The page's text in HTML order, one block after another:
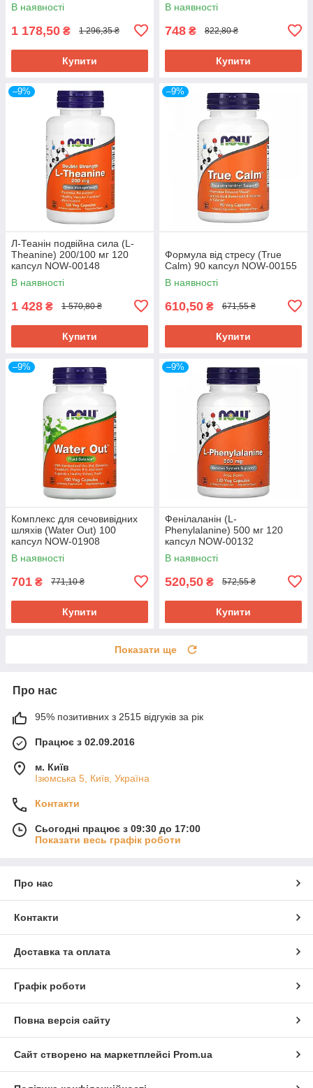
В наявності
1 178,50 ₴ 1 296,35 ₴
Купити
В наявності
748 ₴ 822,80 ₴
Купити
–9%
Л-Теанін подвійна сила (L-
Theanine) 200/100 мг 120
капсул NOW-00148
В наявності
1 428 ₴ 1 570,80 ₴
Купити
–9%
Формула від стресу (True
Calm) 90 капсул NOW-00155
В наявності
610,50 ₴ 671,55 ₴
Купити
–9%
Комплекс для сечовивідних
шляхів (Water Out) 100
капсул NOW-01908
В наявності
701 ₴ 771,10 ₴
Купити
–9%
Фенілаланін (L-
Phenylalanine) 500 мг 120
капсул NOW-00132
В наявності
520,50 ₴ 572,55 ₴
Купити
Показати ще
Про нас
95% позитивних з 2515 відгуків за рік
Працює з 02.09.2016
м. Київ
Ізюмська 5, Київ, Україна
Контакти
Сьогодні працює з 09:30 до 17:00
Показати весь графік роботи
Про нас
Контакти
Доставка та оплата
Графік роботи
Повна версія сайту
Сайт створено на маркетплейсі Prom.ua